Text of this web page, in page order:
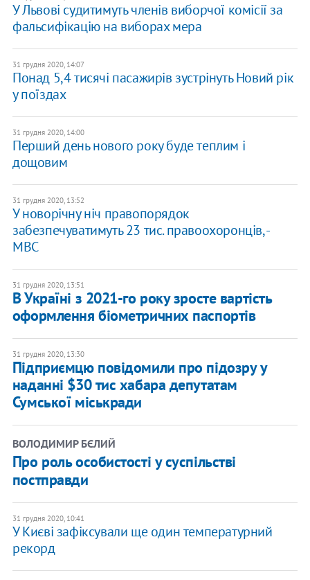
У Львові судитимуть членів виборчої комісії за
фальсифікацію на виборах мера
31 грудня 2020, 14:07
Понад 5,4 тисячі пасажирів ​зустрінуть Новий рік
у поїздах
31 грудня 2020, 14:00
Перший день нового року буде теплим і
дощовим
31 грудня 2020, 13:52
​У новорічну ніч правопорядок
забезпечуватимуть 23 тис. правоохоронців, -
МВС
31 грудня 2020, 13:51
В Україні з 2021-го року зросте вартість
оформлення біометричних паспортів
31 грудня 2020, 13:30
Підприємцю повідомили про підозру у
наданні $30 тис хабара депутатам
Сумської міськради
ВОЛОДИМИР БЄЛИЙ
Про роль особистості у суспільстві
постправди
31 грудня 2020, 10:41
У Києві зафіксували ще один температурний
рекорд